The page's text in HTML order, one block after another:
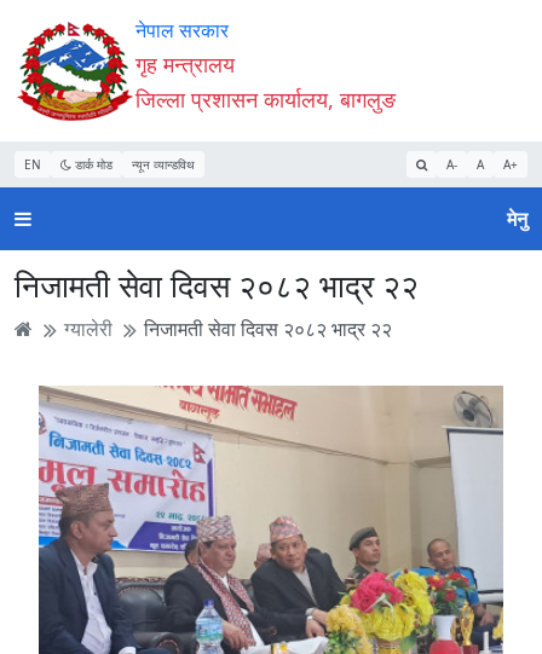
Accessibility
Mode
सुरु
गर्नुहोस्
सामाग्री
पढ्नुहाेस्
नेभिगेसन
पढ्नुहाेस्
वेबसाइट
खोजमा
जानुहोस्
नेपाल सरकार
गृह मन्त्रालय
जिल्ला प्रशासन कार्यालय, बागलुङ
EN डार्क मोड न्यून व्यान्डविथ A- A A+
मेनु
निजामती सेवा दिवस २०८२ भाद्र २२
ग्यालेरी निजामती सेवा दिवस २०८२ भाद्र २२